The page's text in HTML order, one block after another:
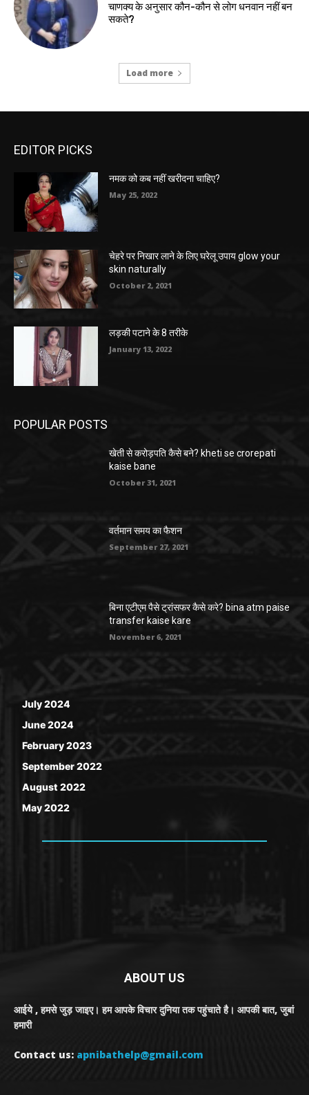
चाणक्य के अनुसार कौन-कौन से लोग धनवान नहीं बन
सकते?
Load more
EDITOR PICKS
नमक को कब नहीं खरीदना चाहिए?
May 25, 2022
चेहरे पर निखार लाने के लिए घरेलू उपाय glow your
skin naturally
October 2, 2021
लड़की पटाने के 8 तरीके
January 13, 2022
POPULAR POSTS
खेती से करोड़पति कैसे बने? kheti se crorepati
kaise bane
October 31, 2021
वर्तमान समय का फैशन
September 27, 2021
बिना एटीएम पैसे ट्रांसफर कैसे करे? bina atm paise
transfer kaise kare
November 6, 2021
July 2024
June 2024
February 2023
September 2022
August 2022
May 2022
ABOUT US
आईये , हमसे जुड़ जाइए। हम आपके विचार दुनिया तक पहुंचाते है। आपकी बात, जुबां
हमारी
Contact us: apnibathelp@gmail.com